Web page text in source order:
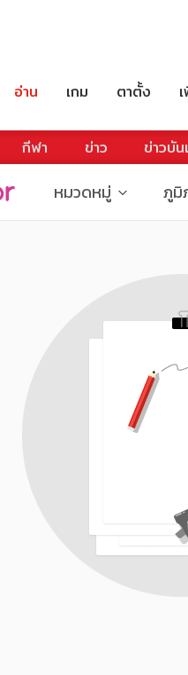
อ่าน เกม ตาตั้ง
กีฬา ข่าว ข่าวบัน
หมวดหมู่ ภูมิ